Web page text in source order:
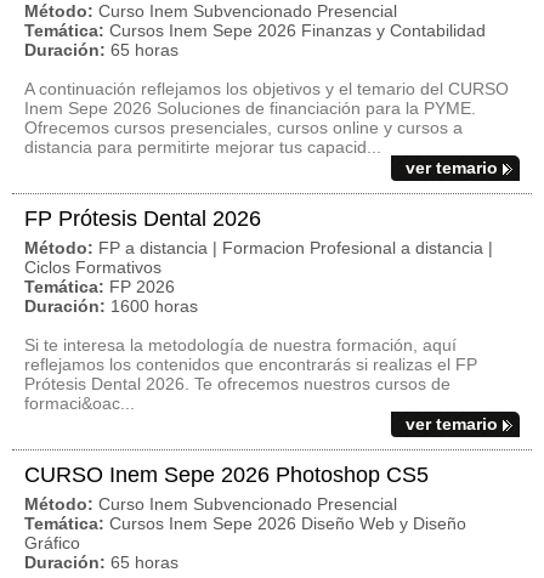
Método: Curso Inem Subvencionado Presencial
Temática: Cursos Inem Sepe 2026 Finanzas y Contabilidad
Duración: 65 horas
A continuación reflejamos los objetivos y el temario del CURSO
Inem Sepe 2026 Soluciones de financiación para la PYME.
Ofrecemos cursos presenciales, cursos online y cursos a
distancia para permitirte mejorar tus capacid...
ver temario
FP Prótesis Dental 2026
Método: FP a distancia | Formacion Profesional a distancia |
Ciclos Formativos
Temática: FP 2026
Duración: 1600 horas
Si te interesa la metodología de nuestra formación, aquí
reflejamos los contenidos que encontrarás si realizas el FP
Prótesis Dental 2026. Te ofrecemos nuestros cursos de
formaci&oac...
ver temario
CURSO Inem Sepe 2026 Photoshop CS5
Método: Curso Inem Subvencionado Presencial
Temática: Cursos Inem Sepe 2026 Diseño Web y Diseño
Gráfico
Duración: 65 horas